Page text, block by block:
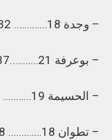
– وجدة 18…………. 32
– بوعرفة 21………..37
– الحسيمة 19……….. 25
– تطوان 18…………. 28